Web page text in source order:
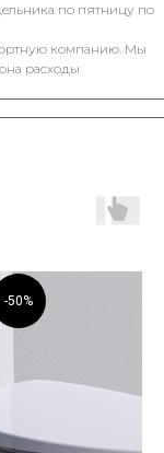
по пятницу по
компанию. Мы
расходы
-50%